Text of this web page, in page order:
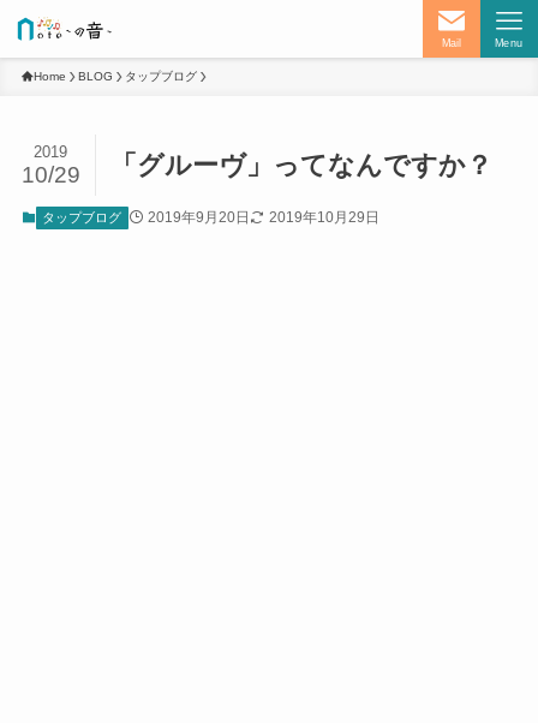
Mail Menu
Home BLOG タップブログ
「グルーヴ」ってなんですか？
2019
10/29
タップブログ 2019年9月20日 2019年10月29日